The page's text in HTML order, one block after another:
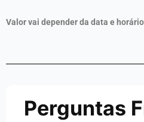
Valor vai depender da data e horário
Perguntas